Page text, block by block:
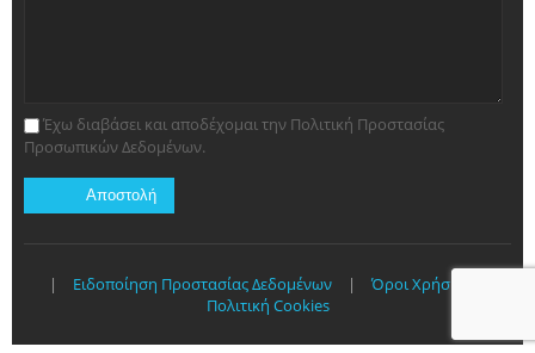
Έχω διαβάσει και αποδέχομαι την Πολιτική Προστασίας
Προσωπικών Δεδομένων.
| Ειδοποίηση Προστασίας Δεδομένων | Όροι Χρήσης
Πολιτική Cookies